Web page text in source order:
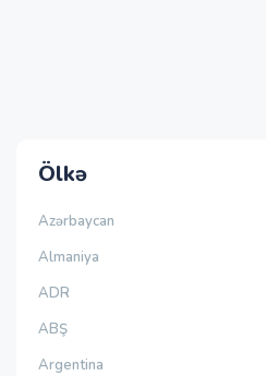
Ölkə
Azərbaycan
Almaniya
ADR
ABŞ
Argentina